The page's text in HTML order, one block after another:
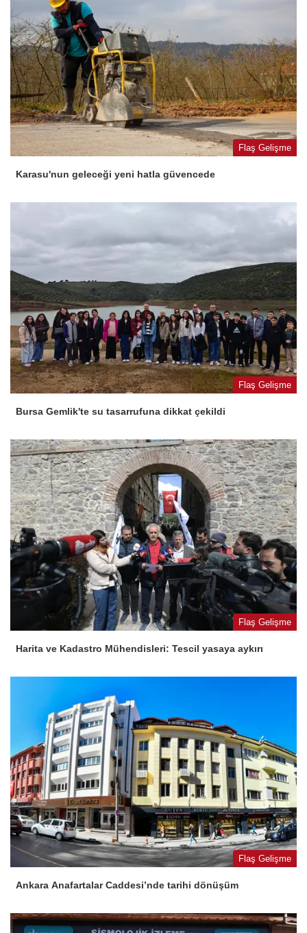
Flaş Gelişme
Karasu'nun geleceği yeni hatla güvencede
Flaş Gelişme
Bursa Gemlik'te su tasarrufuna dikkat çekildi
Flaş Gelişme
Harita ve Kadastro Mühendisleri: Tescil yasaya aykırı
Flaş Gelişme
Ankara Anafartalar Caddesi’nde tarihi dönüşüm